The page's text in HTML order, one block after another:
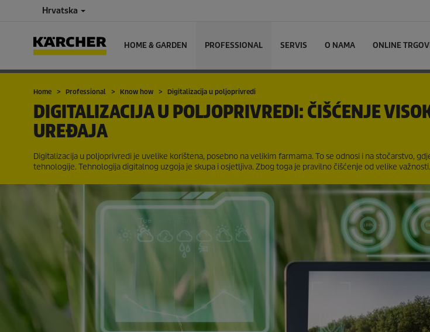
Hrvatska
HOME & GARDEN PROFESSIONAL SERVIS O NAMA ONLINE
Home Professional Know how Digitalizacija u poljoprivredi
DIGITALIZACIJA U POLJOPRIVREDI: ČIŠĆENJE
UREĐAJA
Digitalizacija u poljoprivredi je uvelike korištena, posebno na velikim farmama. To se odnosi i na stočarstvo,
tehnologije. Tehnologija digitalnog uzgoja je skupa i osjetljiva. Zbog toga je pravilno čišćenje od velike važnosti.